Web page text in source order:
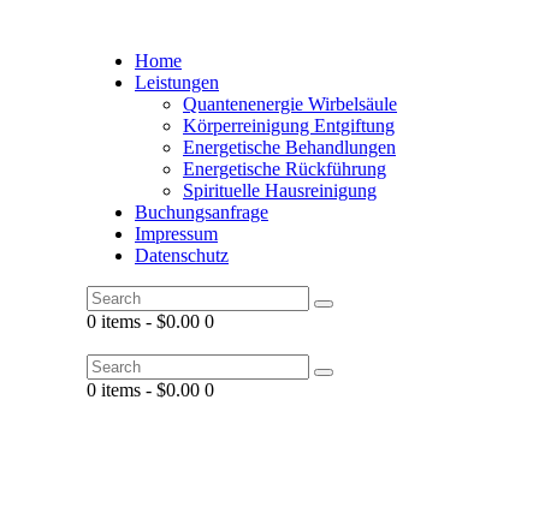
Home
Leistungen
Quantenenergie Wirbelsäule
Körperreinigung Entgiftung
Energetische Behandlungen
Energetische Rückführung
Spirituelle Hausreinigung
Buchungsanfrage
Impressum
Datenschutz
0 items - $0.00 0
0 items - $0.00 0